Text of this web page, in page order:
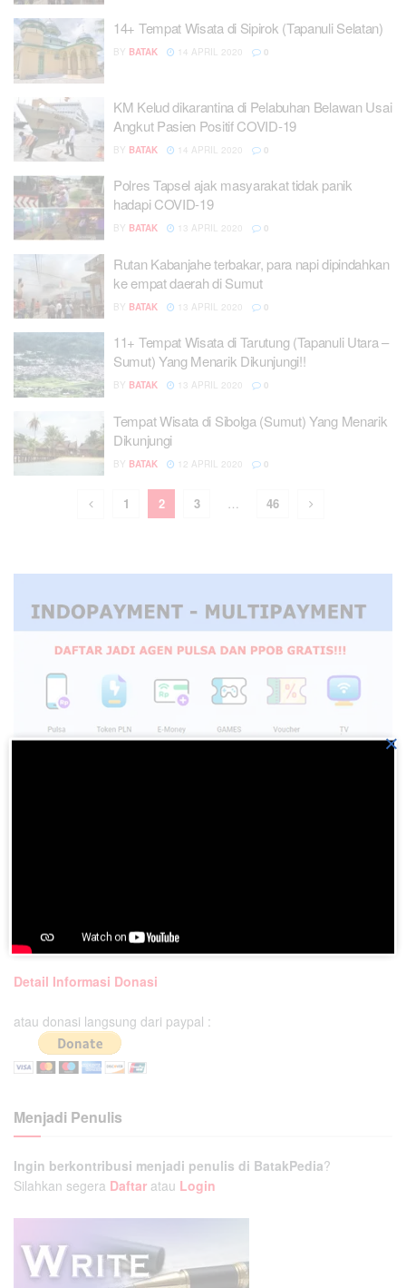
14+ Tempat Wisata di Sipirok (Tapanuli Selatan)
BY BATAK 14 APRIL 2020 0
KM Kelud dikarantina di Pelabuhan Belawan Usai
Angkut Pasien Positif COVID-19
BY BATAK 14 APRIL 2020 0
Polres Tapsel ajak masyarakat tidak panik
hadapi COVID-19
BY BATAK 13 APRIL 2020 0
Rutan Kabanjahe terbakar, para napi dipindahkan
ke empat daerah di Sumut
BY BATAK 13 APRIL 2020 0
11+ Tempat Wisata di Tarutung (Tapanuli Utara –
Sumut) Yang Menarik Dikunjungi!!
BY BATAK 13 APRIL 2020 0
Tempat Wisata di Sibolga (Sumut) Yang Menarik
Dikunjungi
BY BATAK 12 APRIL 2020 0
1 2 3 … 46
Dukung Pengembangan BatakPedia
Detail Informasi Donasi
atau donasi langsung dari paypal :
Menjadi Penulis
Ingin berkontribusi menjadi penulis di BatakPedia?
Silahkan segera Daftar atau Login
×